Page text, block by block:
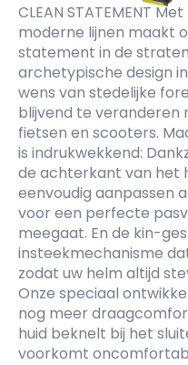
CLEAN STATEMENT
moderne lijnen maakt
statement in de
archetypische design
wens van stedelijke
blijvend te veranderen
fietsen en scooters.
is indrukwekkend:
de achterkant van het
eenvoudig aanpassen
voor een perfecte
meegaat. En de kin-
insteekmechanisme
zodat uw helm altijd
Onze speciaal
nog meer
huid beknelt bij het
voorkomt